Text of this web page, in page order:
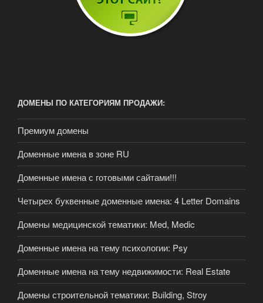
ДОМЕНЫ ПО КАТЕГОРИЯМ ПРОДАЖИ:
Премиум домены
Доменные имена в зоне RU
Доменные имена с готовыми сайтами!!!
Четырех буквенные доменные имена: 4 Letter Domains
Домены медицинской тематики: Med, Medic
Доменные имена на тему психологии: Psy
Доменные имена на тему недвижимости: Real Estate
Домены строительной тематики: Building, Stroy